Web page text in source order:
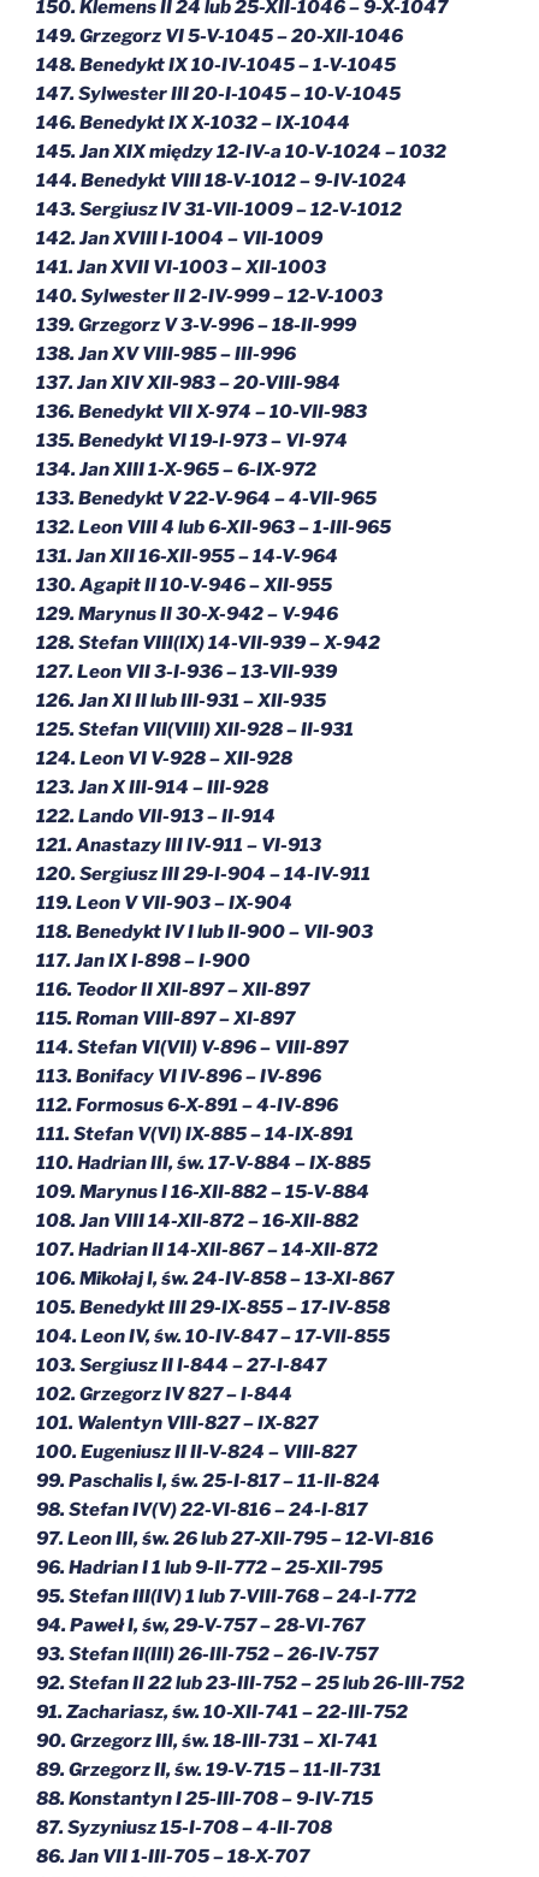
150. Klemens II 24 lub 25-XII-1046 – 9-X-1047
149. Grzegorz VI 5-V-1045 – 20-XII-1046
148. Benedykt IX 10-IV-1045 – 1-V-1045
147. Sylwester III 20-I-1045 – 10-V-1045
146. Benedykt IX X-1032 – IX-1044
145. Jan XIX między 12-IV-a 10-V-1024 – 1032
144. Benedykt VIII 18-V-1012 – 9-IV-1024
143. Sergiusz IV 31-VII-1009 – 12-V-1012
142. Jan XVIII I-1004 – VII-1009
141. Jan XVII VI-1003 – XII-1003
140. Sylwester II 2-IV-999 – 12-V-1003
139. Grzegorz V 3-V-996 – 18-II-999
138. Jan XV VIII-985 – III-996
137. Jan XIV XII-983 – 20-VIII-984
136. Benedykt VII X-974 – 10-VII-983
135. Benedykt VI 19-I-973 – VI-974
134. Jan XIII 1-X-965 – 6-IX-972
133. Benedykt V 22-V-964 – 4-VII-965
132. Leon VIII 4 lub 6-XII-963 – 1-III-965
131. Jan XII 16-XII-955 – 14-V-964
130. Agapit II 10-V-946 – XII-955
129. Marynus II 30-X-942 – V-946
128. Stefan VIII(IX) 14-VII-939 – X-942
127. Leon VII 3-I-936 – 13-VII-939
126. Jan XI II lub III-931 – XII-935
125. Stefan VII(VIII) XII-928 – II-931
124. Leon VI V-928 – XII-928
123. Jan X III-914 – III-928
122. Lando VII-913 – II-914
121. Anastazy III IV-911 – VI-913
120. Sergiusz III 29-I-904 – 14-IV-911
119. Leon V VII-903 – IX-904
118. Benedykt IV I lub II-900 – VII-903
117. Jan IX I-898 – I-900
116. Teodor II XII-897 – XII-897
115. Roman VIII-897 – XI-897
114. Stefan VI(VII) V-896 – VIII-897
113. Bonifacy VI IV-896 – IV-896
112. Formosus 6-X-891 – 4-IV-896
111. Stefan V(VI) IX-885 – 14-IX-891
110. Hadrian III, św. 17-V-884 – IX-885
109. Marynus I 16-XII-882 – 15-V-884
108. Jan VIII 14-XII-872 – 16-XII-882
107. Hadrian II 14-XII-867 – 14-XII-872
106. Mikołaj I, św. 24-IV-858 – 13-XI-867
105. Benedykt III 29-IX-855 – 17-IV-858
104. Leon IV, św. 10-IV-847 – 17-VII-855
103. Sergiusz II I-844 – 27-I-847
102. Grzegorz IV 827 – I-844
101. Walentyn VIII-827 – IX-827
100. Eugeniusz II II-V-824 – VIII-827
99. Paschalis I, św. 25-I-817 – 11-II-824
98. Stefan IV(V) 22-VI-816 – 24-I-817
97. Leon III, św. 26 lub 27-XII-795 – 12-VI-816
96. Hadrian I 1 lub 9-II-772 – 25-XII-795
95. Stefan III(IV) 1 lub 7-VIII-768 – 24-I-772
94. Paweł I, św, 29-V-757 – 28-VI-767
93. Stefan II(III) 26-III-752 – 26-IV-757
92. Stefan II 22 lub 23-III-752 – 25 lub 26-III-752
91. Zachariasz, św. 10-XII-741 – 22-III-752
90. Grzegorz III, św. 18-III-731 – XI-741
89. Grzegorz II, św. 19-V-715 – 11-II-731
88. Konstantyn I 25-III-708 – 9-IV-715
87. Syzyniusz 15-I-708 – 4-II-708
86. Jan VII 1-III-705 – 18-X-707